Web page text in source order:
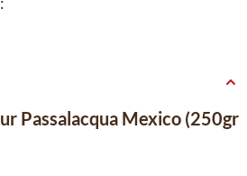
Passalacqua Mexico (250gr